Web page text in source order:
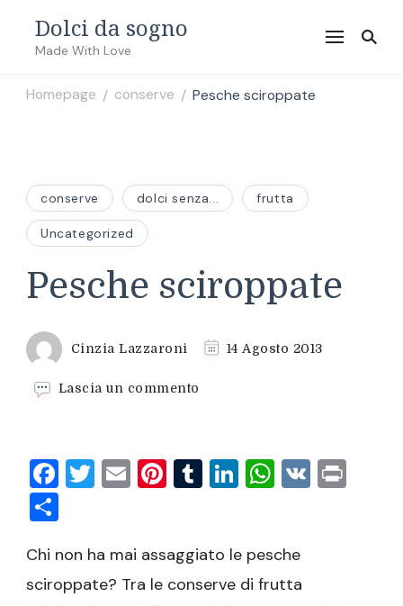
Dolci da sogno
Made With Love
Homepage / conserve / Pesche sciroppate
conserve dolci senza... frutta
Uncategorized
Pesche sciroppate
Cinzia Lazzaroni 14 Agosto 2013
Lascia un commento
Facebook
Twitter
EmailPinterest
Tumblr
LinkedIn
VK
Chi non ha mai assaggiato le pesche
sciroppate? Tra le conserve di frutta